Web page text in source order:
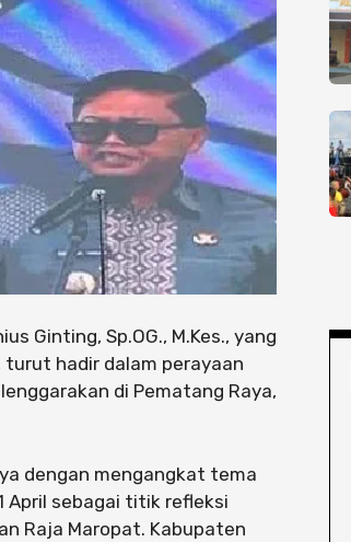
Ginting, Sp.OG., M.Kes., yang
turut hadir dalam perayaan
di Pematang Raya,
dengan mengangkat tema
April sebagai titik refleksi
Raja Maropat. Kabupaten